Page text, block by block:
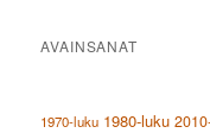
AVAINSANAT
1970-luku 1980-luku